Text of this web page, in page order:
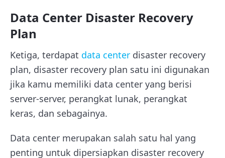
Data Center Disaster Recovery
Plan
Ketiga, terdapat data center disaster recovery
plan, disaster recovery plan satu ini digunakan
jika kamu memiliki data center yang berisi
server-server, perangkat lunak, perangkat
keras, dan sebagainya.
Data center merupakan salah satu hal yang
penting untuk dipersiapkan disaster recovery